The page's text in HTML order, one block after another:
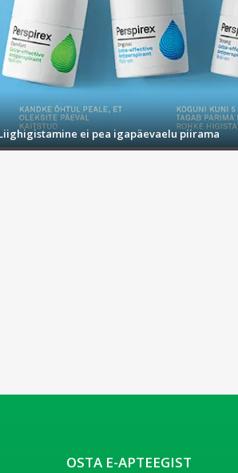
ei pea igapäevaelu piirama
OSTA E-APTEEGIST